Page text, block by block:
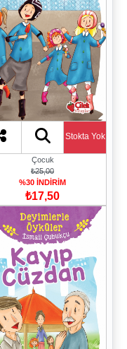
Stokta Yok
Çocuk
₺25,00
%30 İNDİRİM
₺17,50